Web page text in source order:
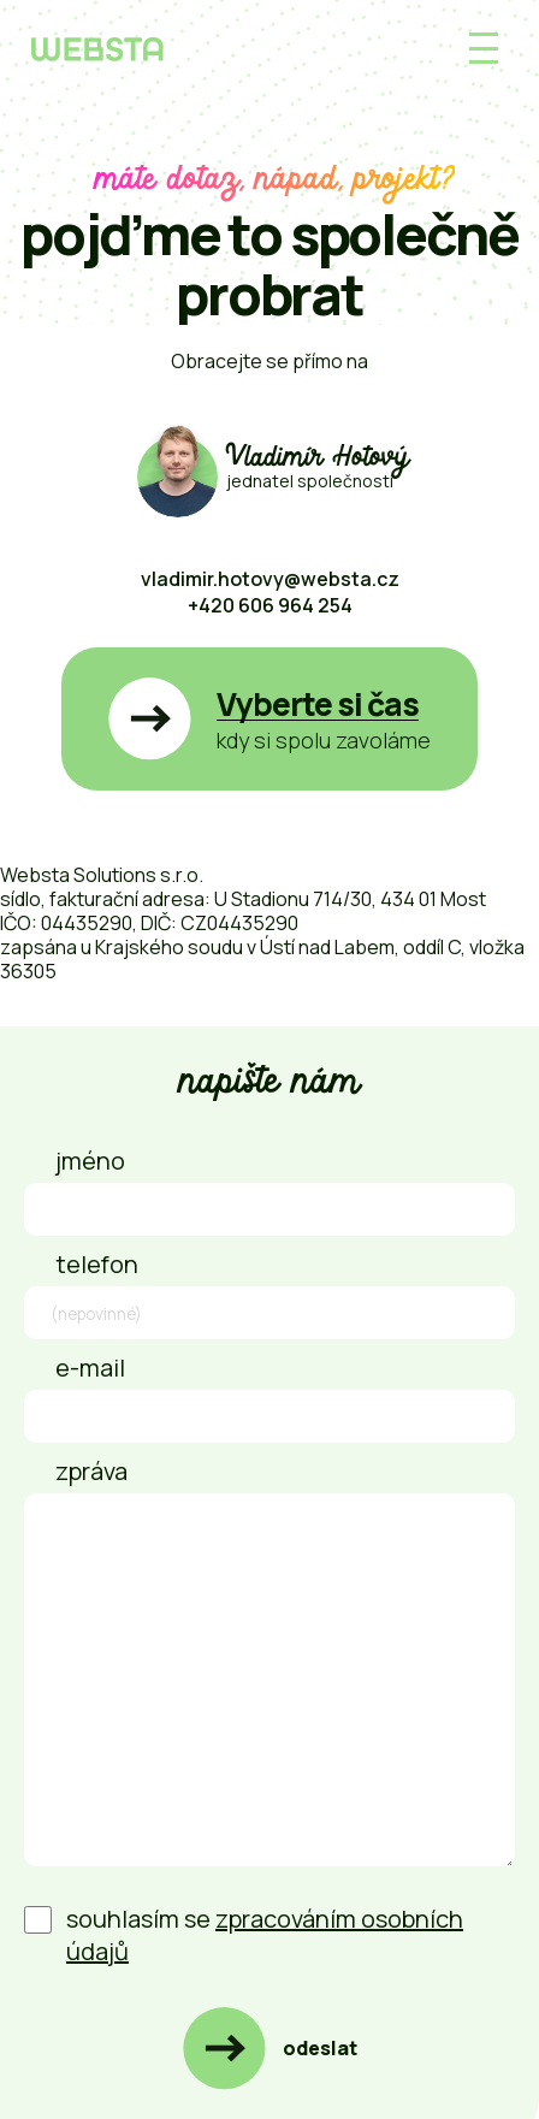
máte dotaz, nápad, projekt?
pojďme to společně
probrat
Obracejte se přímo na
Vladimír Hotový
jednatel společnosti
vladimir.hotovy@websta.cz
+420 606 964 254
Vyberte si čas
kdy si spolu zavoláme
Websta Solutions s.r.o.
sídlo, fakturační adresa: U Stadionu 714/30, 434 01 Most
IČO: 04435290, DIČ: CZ04435290
zapsána u Krajského soudu v Ústí nad Labem, oddíl C, vložka
36305
napište nám
jméno
telefon
e-mail
zpráva
souhlasím se zpracováním osobních
údajů
odeslat